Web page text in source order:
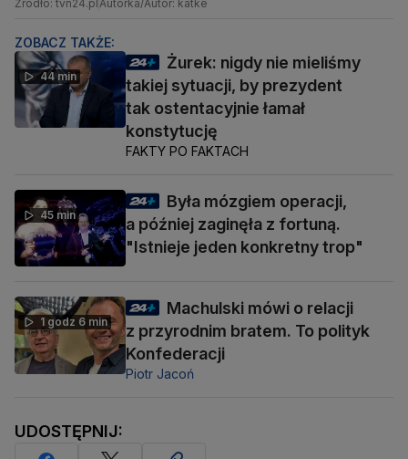
Źródło: tvn24.plAutorka/Autor: katke
ZOBACZ TAKŻE:
44 min
Żurek: nigdy nie mieliśmy
takiej sytuacji, by prezydent
tak ostentacyjnie łamał
konstytucję
FAKTY PO FAKTACH
45 min
Była mózgiem operacji,
a później zaginęła z fortuną.
"Istnieje jeden konkretny trop"
1 godz 6 min
Machulski mówi o relacji
z przyrodnim bratem. To polityk
Konfederacji
Piotr Jacoń
UDOSTĘPNIJ: